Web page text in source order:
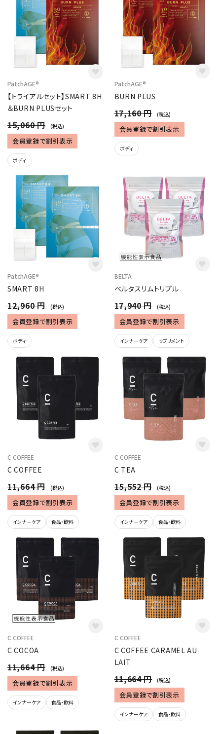
PatchAGE®︎
【トライアルセット】SMART 8H
＆BURN PLUSセット
15,060 円 (税込)
会員登録で割引表示
ボディ
PatchAGE®︎
BURN PLUS
17,160 円 (税込)
会員登録で割引表示
ボディ
PatchAGE®︎
SMART 8H
12,960 円 (税込)
会員登録で割引表示
ボディ
BELTA
ベルタスリムトリプル
17,940 円 (税込)
会員登録で割引表示
インナーケア サプリメント
C COFFEE
C COFFEE
11,664 円 (税込)
会員登録で割引表示
インナーケア 食品・飲料
C COFFEE
C TEA
15,552 円 (税込)
会員登録で割引表示
インナーケア 食品・飲料
C COFFEE
C COCOA
11,664 円 (税込)
会員登録で割引表示
インナーケア 食品・飲料
C COFFEE
C COFFEE CARAMEL AU
LAIT
11,664 円 (税込)
会員登録で割引表示
インナーケア 食品・飲料